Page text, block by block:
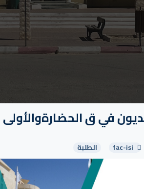
في ق
fac-isi الطلبة